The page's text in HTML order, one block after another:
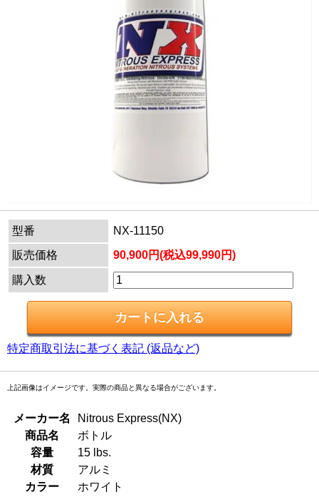
型番
NX-11150
販売価格
90,900円(税込99,990円)
購入数
特定商取引法に基づく表記 (返品など)
上記画像はイメージです。実際の商品と異なる場合がございます。
メーカー名
Nitrous Express(NX)
商品名
ボトル
容量
15 lbs.
材質
アルミ
カラー
ホワイト